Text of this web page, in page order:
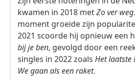
kwamen in 2018 metZo ver weg
moment groeide zijn
2021 scoorde hij opnieuw een
bij je ben, gevolgd door een
singles in 2022 zoals Het laatste
We gaan als een raket.